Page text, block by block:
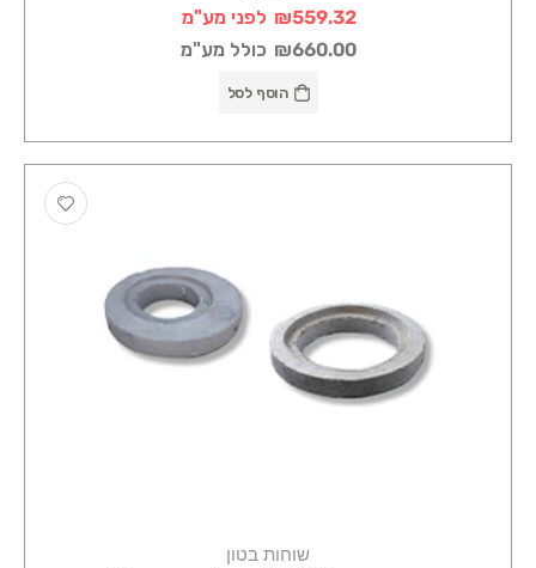
₪559.32 לפני מע"מ
₪660.00 כולל מע"מ
הוסף לסל
שוחות בטון